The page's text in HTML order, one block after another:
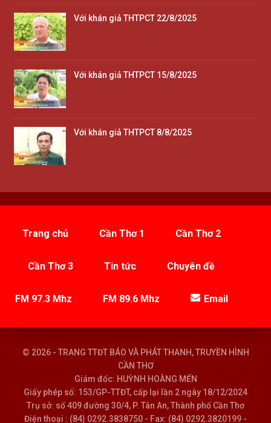
Với khán giả THTPCT 22/8/2025
Với khán giả THTPCT 15/8/2025
Với khán giả THTPCT 8/8/2025
Trang chủ Cần Thơ 1 Cần Thơ 2
Cần Thơ 3 Tin tức Chuyên đề
FM 97.3 Mhz FM 89.6 Mhz Email
© 2026 - TRANG TTĐT BÁO VÀ PHÁT THANH, TRUYỀN HÌNH
CẦN THƠ
Giám đốc: HUỲNH HOÀNG MẾN
Giấy phép số: 153/GP-TTĐT, cấp lại lần 2 ngày 18/12/2024
Trụ sở: số 409 đường 30/4, P. Tân An, Thành phố Cần Thơ
Điện thoại : (84) 0292.3838750 - Fax: (84) 0292.3820199 -